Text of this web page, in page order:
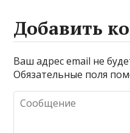
Добавить
Ваш адрес email не
Обязательные поля